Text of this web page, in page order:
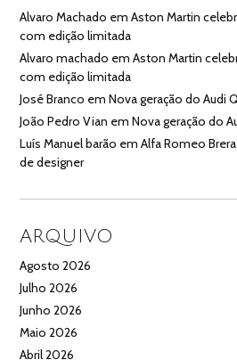
Alvaro Machado emAston Martin
com edição limitada
Alvaro machado emAston Martin
com edição limitada
José Branco emNova geração do Audi
João Pedro Vian emNova geração do
Luís Manuel barão emAlfa Romeo
de designer
ARQUIVO
Agosto 2026
Julho 2026
Junho 2026
Maio 2026
Abril 2026